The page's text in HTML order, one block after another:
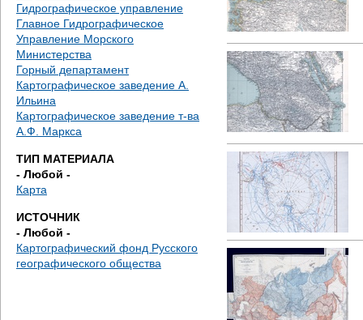
Гидрографическое управление
Главное Гидрографическое
Управление Морского
Министерства
Горный департамент
Картографическое заведение А.
Ильина
Картографическое заведение т-ва
А.Ф. Маркса
ТИП МАТЕРИАЛА
- Любой -
Карта
ИСТОЧНИК
- Любой -
Картографический фонд Русского
географического общества